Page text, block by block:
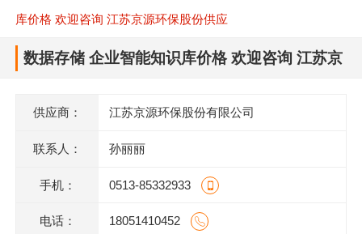
库价格 欢迎咨询 江苏京源环保股份供应
数据存储 企业智能知识库价格 欢迎咨询 江苏京
供应商： 江苏京源环保股份有限公司
联系人： 孙丽丽
手机： 0513-85332933
电话： 18051410452